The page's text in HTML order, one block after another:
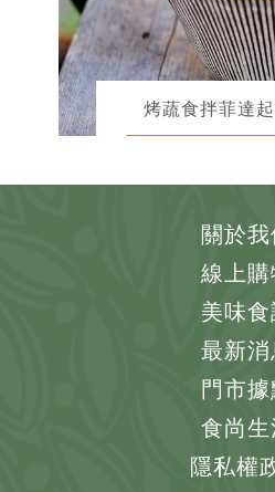
烤蔬食拌菲達
關於我
線上購
美味
最新消
門市
食尚
隱私權